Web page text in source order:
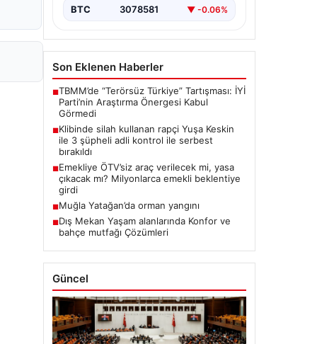
BTC 3078581 ▼ -0.06%
Son Eklenen Haberler
■TBMM’de “Terörsüz Türkiye” Tartışması: İYİ
Parti’nin Araştırma Önergesi Kabul
Görmedi
■Klibinde silah kullanan rapçi Yuşa Keskin
ile 3 şüpheli adli kontrol ile serbest
bırakıldı
■Emekliye ÖTV’siz araç verilecek mi, yasa
çıkacak mı? Milyonlarca emekli beklentiye
girdi
■Muğla Yatağan’da orman yangını
■Dış Mekan Yaşam alanlarında Konfor ve
bahçe mutfağı Çözümleri
Güncel